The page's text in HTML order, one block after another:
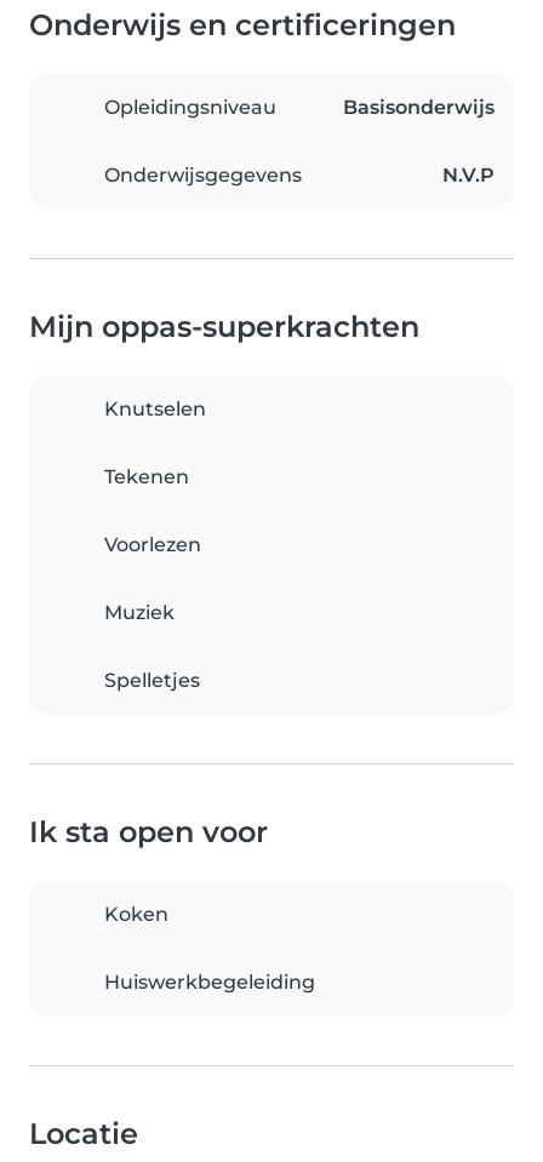
Onderwijs en certificeringen
Opleidingsniveau Basisonderwijs
Onderwijsgegevens N.V.P
Mijn oppas-superkrachten
Knutselen
Tekenen
Voorlezen
Muziek
Spelletjes
Ik sta open voor
Koken
Huiswerkbegeleiding
Locatie